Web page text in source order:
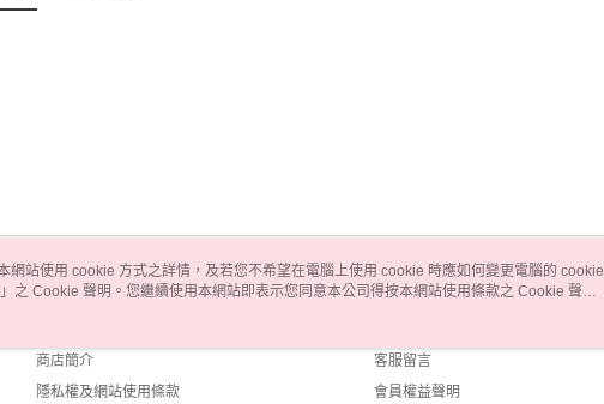
關於我們
商店簡介
隱私權及網站使用條款
客服資訊
客服留言
會員權益聲明
網站使用 cookie 方式之詳情，及若您不希望在電腦上使用 cookie 時應如何變更電腦的 cookie
」之 Cookie 聲明。您繼續使用本網站即表示您同意本公司得按本網站使用條款之 Cookie 聲明